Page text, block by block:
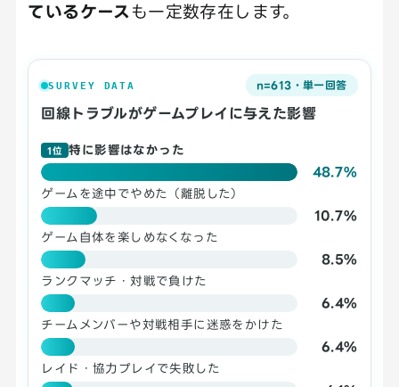
ているケース も一定数存在します。
SURVEY DATA n=613・単一回答
回線トラブルがゲームプレイに与えた影響
1位 特に影響はなかった
48.7%
ゲームを途中でやめた（離脱した）
10.7%
ゲーム自体を楽しめなくなった
8.5%
ランクマッチ・対戦で負けた
6.4%
チームメンバーや対戦相手に迷惑をかけた
6.4%
レイド・協力プレイで失敗した